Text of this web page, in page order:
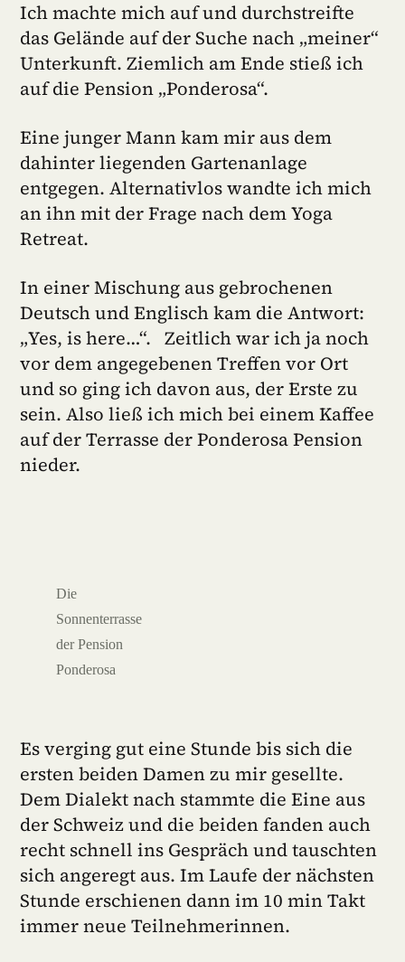
Ich machte mich auf und durchstreifte
das Gelände auf der Suche nach „meiner“
Unterkunft. Ziemlich am Ende stieß ich
auf die Pension „Ponderosa“.
Eine junger Mann kam mir aus dem
dahinter liegenden Gartenanlage
entgegen. Alternativlos wandte ich mich
an ihn mit der Frage nach dem Yoga
Retreat.
In einer Mischung aus gebrochenen
Deutsch und Englisch kam die Antwort:
„Yes, is here…“. Zeitlich war ich ja noch
vor dem angegebenen Treffen vor Ort
und so ging ich davon aus, der Erste zu
sein. Also ließ ich mich bei einem Kaffee
auf der Terrasse der Ponderosa Pension
nieder.
Die
Sonnenterrasse
der Pension
Ponderosa
Es verging gut eine Stunde bis sich die
ersten beiden Damen zu mir gesellte.
Dem Dialekt nach stammte die Eine aus
der Schweiz und die beiden fanden auch
recht schnell ins Gespräch und tauschten
sich angeregt aus. Im Laufe der nächsten
Stunde erschienen dann im 10 min Takt
immer neue Teilnehmerinnen.